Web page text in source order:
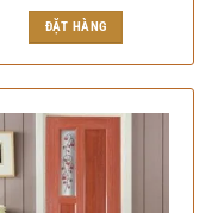
gốc
là:
300.000₫.
hiện
tại
là:
280.000₫.
ĐẶT HÀNG